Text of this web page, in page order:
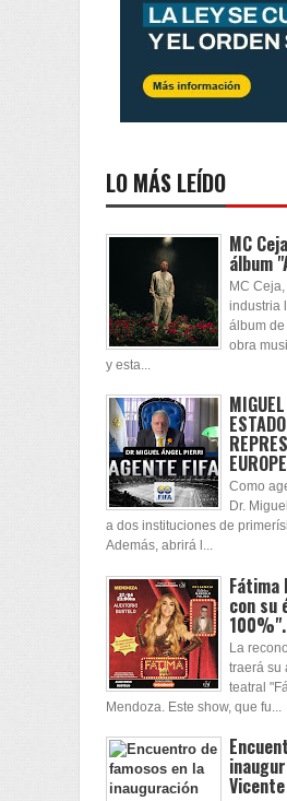
LO MÁS LEÍDO
MC
álbum
MC
industria
álbum de
obra
y esta...
Como
Dr.
a dos instituciones de
Además, abrirá l...
Fátima
con su
100%".
La
traerá su
teatral
Mendoza. Este show, que fu...